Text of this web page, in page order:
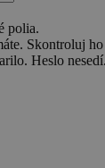
polia.
Skontroluj
Heslo